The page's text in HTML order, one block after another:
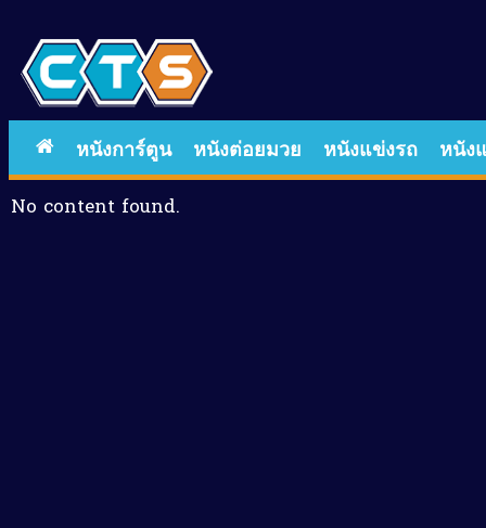
หนังการ์ตูน หนังต่อยมวย หนังแข่งรถ หนัง
No content found.